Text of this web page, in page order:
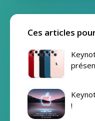
Ces articles
!